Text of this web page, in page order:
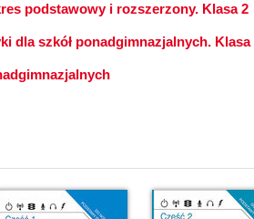
podstawowy i rozszerzony. Klasa 2
dla szkół ponadgimnazjalnych. Klasa